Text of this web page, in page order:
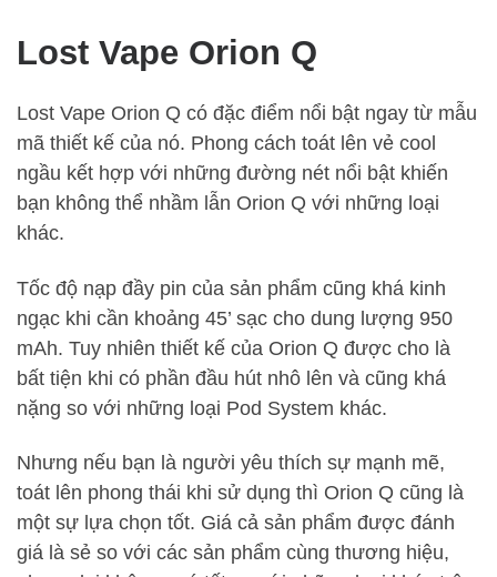
Lost Vape Orion Q
Lost Vape Orion Q có đặc điểm nổi bật ngay từ mẫu
mã thiết kế của nó. Phong cách toát lên vẻ cool
ngầu kết hợp với những đường nét nổi bật khiến
bạn không thể nhầm lẫn Orion Q với những loại
khác.
Tốc độ nạp đầy pin của sản phẩm cũng khá kinh
ngạc khi cần khoảng 45’ sạc cho dung lượng 950
mAh. Tuy nhiên thiết kế của Orion Q được cho là
bất tiện khi có phần đầu hút nhô lên và cũng khá
nặng so với những loại Pod System khác.
Nhưng nếu bạn là người yêu thích sự mạnh mẽ,
toát lên phong thái khi sử dụng thì Orion Q cũng là
một sự lựa chọn tốt. Giá cả sản phẩm được đánh
giá là sẻ so với các sản phẩm cùng thương hiệu,